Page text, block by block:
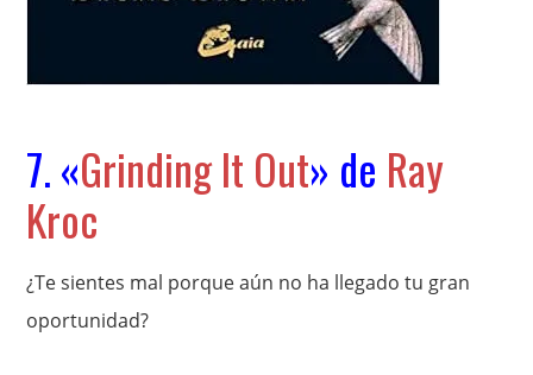
7. «Grinding It Out» de Ray
Kroc
¿Te sientes mal porque aún no ha llegado tu gran
oportunidad?